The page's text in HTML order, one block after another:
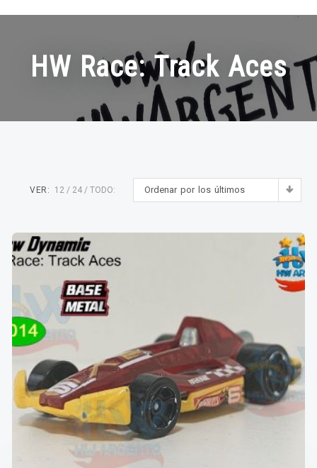
HW Race: Track Aces
Ordenar por los últimos
VER: 12 24 TODO: